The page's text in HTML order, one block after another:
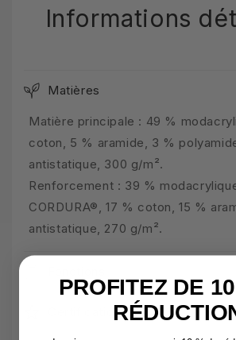
Informations
Matières
Matière principale : 49 %
coton, 5 % aramide, 3 %
antistatique, 300 g/m².
Renforcement : 39 %
CORDURA®, 17 % coton, 15 %
antistatique, 270 g/m².
Certifications
PROFITEZ DE